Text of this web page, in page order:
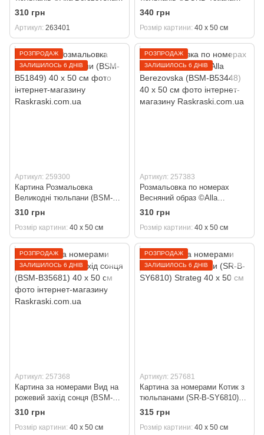
(BSM-B53574) 40 х 50 см
310 грн
Артикул 263401
(KH6315) Ідейка 40 х 50 см
340 грн
Розмір картини 40 х 50 см
РОЗПРОДАЖ
ЗАЛИШИЛОСЬ 6 ДНІВ
Артикул: 259300
Картина Розмальовка
Великодні тюльпани (BSM-
B51849) 40 х 50 см
310 грн
Розмір картини 40 х 50 см
РОЗПРОДАЖ
ЗАЛИШИЛОСЬ 6 ДНІВ
Артикул: 257383
Розмальовка по номерах
Весняний образ ©Alla
Berezovska (BSM-B53448) 40
х 50 см
310 грн
Розмір картини 40 х 50 см
РОЗПРОДАЖ
ЗАЛИШИЛОСЬ 6 ДНІВ
Артикул: 257368
Картина за номерами Вид на
рожевий захід сонця (BSM-
B35681) 40 х 50 см
310 грн
Розмір картини 40 х 50 см
РОЗПРОДАЖ
ЗАЛИШИЛОСЬ 6 ДНІВ
Артикул: 257681
Картина за номерами Котик з
тюльпанами (SR-B-SY6810)
Strateg 40 х 50 см
315 грн
Розмір картини 40 х 50 см